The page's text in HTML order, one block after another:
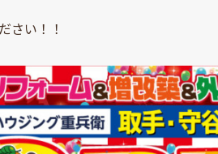
さい！！